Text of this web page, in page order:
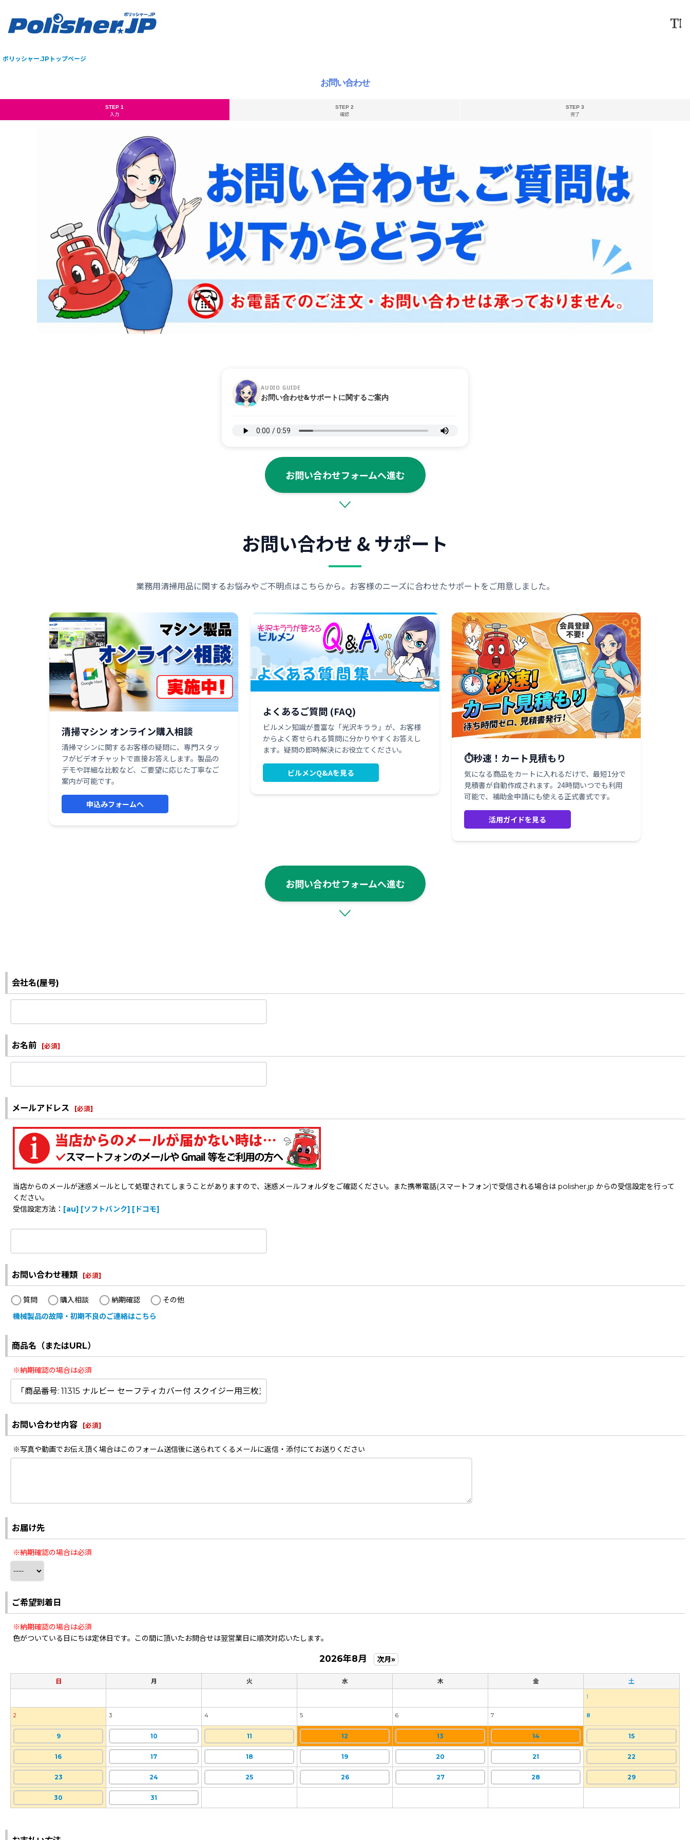
ポリッシャー.JPトップページ
お問い合わせ
STEP 1
入力
STEP 2
確認
STEP 3
完了
AUDIO GUIDE
お問い合わせ&サポートに関するご案内
お問い合わせフォームへ進む
お問い合わせ & サポート
業務用清掃用品に関するお悩みやご不明点はこちらから。お客様のニーズに合わせたサポートをご用意しました。
清掃マシン オンライン購入相談
清掃マシンに関するお客様の疑問に、専門スタッ
フがビデオチャットで直接お答えします。製品の
デモや詳細な比較など、ご要望に応じた丁寧なご
案内が可能です。
申込みフォームへ
よくあるご質問 (FAQ)
ビルメン知識が豊富な「光沢キララ」が、お客様
からよく寄せられる質問に分かりやすくお答えし
ます。疑問の即時解決にお役立てください。
ビルメンQ&Aを見る
⏱️秒速！カート見積もり
気になる商品をカートに入れるだけで、最短1分で
見積書が自動作成されます。24時間いつでも利用
可能で、補助金申請にも使える正式書式です。
活用ガイドを見る
お問い合わせフォームへ進む
会社名(屋号)
お名前 [必須]
メールアドレス [必須]
当店からのメールが迷惑メールとして処理されてしまうことがありますので、迷惑メールフォルダをご確認ください。また携帯電話(スマートフォン)で受信される場合は polisher.jp からの受信設定を行って
ください。
受信設定方法： [au] [ソフトバンク] [ドコモ]
お問い合わせ種類 [必須]
質問 購入相談 納期確認
その他
機械製品の故障・初期不良のご連絡はこちら
商品名（またはURL）
※納期確認の場合は必須
お問い合わせ内容 [必須]
※写真や動画でお伝え頂く場合はこのフォーム送信後に送られてくるメールに返信・添付にてお送りください
お届け先
※納期確認の場合は必須
ご希望到着日
※納期確認の場合は必須
色がついている日にちは定休日です。この間に頂いたお問合せは翌営業日に順次対応いたします。
2026年8月 次月»
日 月 火 水 木 金 土
1
2 3 4 5 6 7 8
9 10 11 12 13 14 15
16 17 18 19 20 21 22
23 24 25 26 27 28 29
30 31